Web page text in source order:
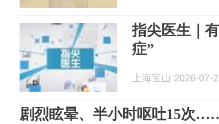
指尖医生｜
症”
上海宝山 2026-07-
剧烈眩晕、半小时呕吐15次